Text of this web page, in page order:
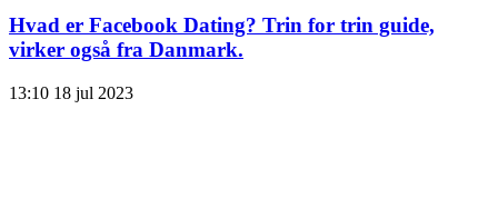
Hvad er Facebook Dating? Trin for trin guide,
virker også fra Danmark.
13:10 18 jul 2023